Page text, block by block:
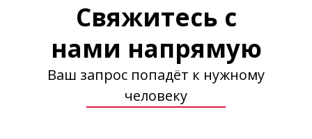
Свяжитесь с
нами напрямую
Ваш запрос попадёт к нужному
человеку